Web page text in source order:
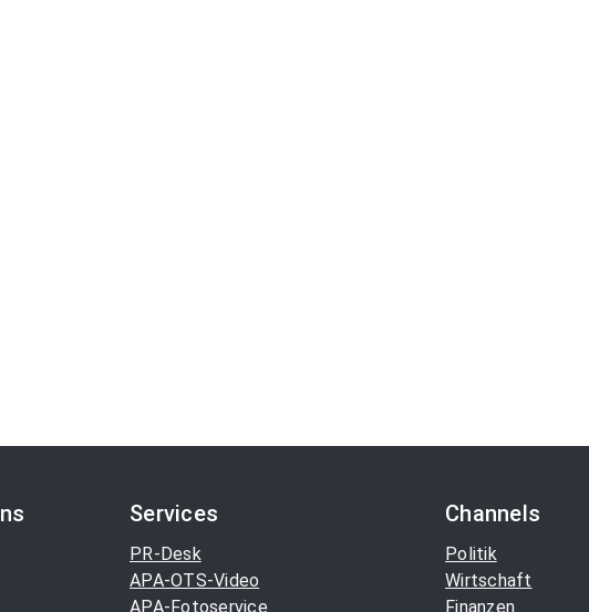
Services
PR-Desk
APA-OTS-Video
APA-Fotoservice
Channels
Politik
Wirtschaft
Finanzen